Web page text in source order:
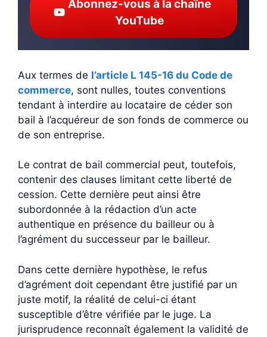
Abonnez-vous à la chaîne
YouTube
Aux termes de l’article L 145-16 du Code de
commerce, sont nulles, toutes conventions
tendant à interdire au locataire de céder son
bail à l’acquéreur de son fonds de commerce ou
de son entreprise.
Le contrat de bail commercial peut, toutefois,
contenir des clauses limitant cette liberté de
cession. Cette dernière peut ainsi être
subordonnée à la rédaction d’un acte
authentique en présence du bailleur ou à
l’agrément du successeur par le bailleur.
Dans cette dernière hypothèse, le refus
d’agrément doit cependant être justifié par un
juste motif, la réalité de celui-ci étant
susceptible d’être vérifiée par le juge. La
jurisprudence reconnaît également la validité de